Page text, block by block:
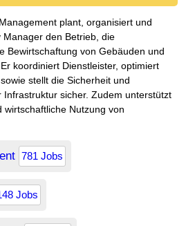
plant, organisiert und
den Betrieb, die
Bewirtschaftung von Gebäuden und
koordiniert Dienstleister, optimiert
stellt die Sicherheit und
Infrastruktur sicher. Zudem unterstützt
wirtschaftliche Nutzung von
781 Jobs
Jobs